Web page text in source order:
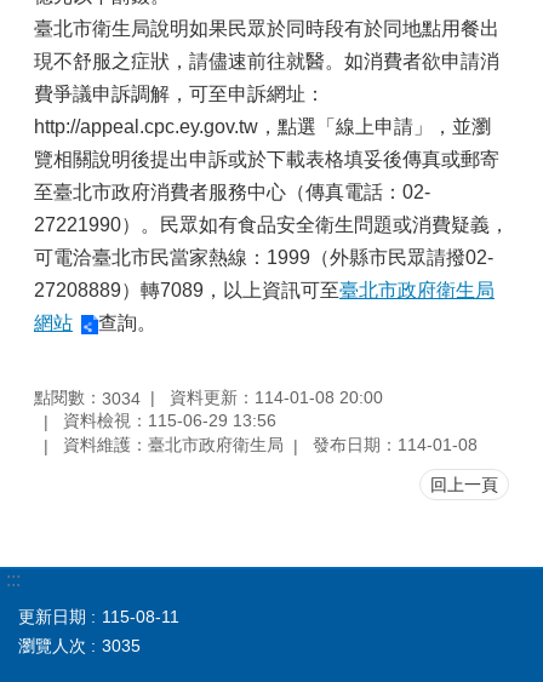
臺北市衛生局說明如果民眾於同時段有於同地點用餐出
現不舒服之症狀，請儘速前往就醫。如消費者欲申請消
費爭議申訴調解，可至申訴網址：
http://appeal.cpc.ey.gov.tw，點選「線上申請」，並瀏
覽相關說明後提出申訴或於下載表格填妥後傳真或郵寄
至臺北市政府消費者服務中心（傳真電話：02-
27221990）。民眾如有食品安全衛生問題或消費疑義，
可電洽臺北市民當家熱線：1999（外縣市民眾請撥02-
27208889）轉7089，以上資訊可至臺北市政府衛生局
網站
查詢。
點閱數： 3034
資料更新：114-01-08 20:00
資料檢視：115-06-29 13:56
資料維護：臺北市政府衛生局
發布日期：114-01-08
回上一頁
:::
更新日期
115-08-11
瀏覽人次
3035